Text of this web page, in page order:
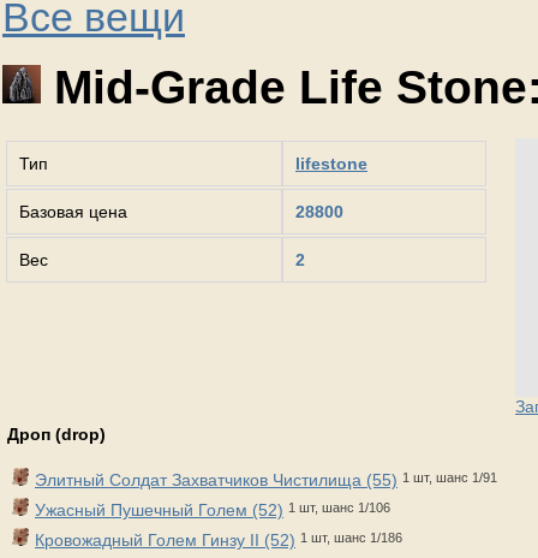
Все вещи
Mid-Grade Life
Тип lifestone
Базовая цена 28800
Вес 2
Дроп (drop)
Элитный Солдат Захватчиков Чистилища (55) 1 шт, шанс 1/91
Ужасный Пушечный Голем (52) 1 шт, шанс 1/106
Кровожадный Голем Гинзу II (52) 1 шт, шанс 1/186